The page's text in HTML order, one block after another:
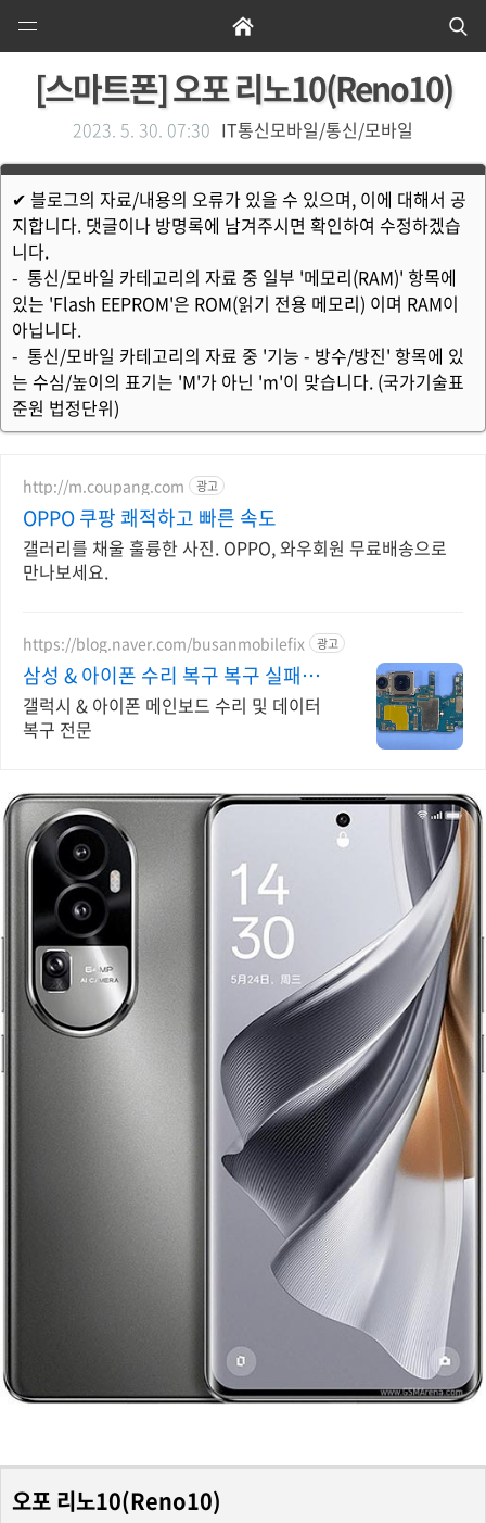
Open
Home
[스마트폰] 오포 리노10(Reno10)
2023. 5. 30. 07:30 IT통신모바일/통신/모바일
✔ 블로그의 자료/내용의 오류가 있을 수 있으며, 이에 대해서 공
지합니다. 댓글이나 방명록에 남겨주시면 확인하여 수정하겠습
니다.
- 통신/모바일 카테고리의 자료 중 일부 '메모리(RAM)' 항목에
있는 'Flash EEPROM'은 ROM(읽기 전용 메모리) 이며 RAM이
아닙니다.
- 통신/모바일 카테고리의 자료 중 '기능 - 방수/방진' 항목에 있
는 수심/높이의 표기는 'M'가 아닌 'm'이 맞습니다. (국가기술표
준원 법정단위)
http://m.coupang.com 광고
OPPO 쿠팡 쾌적하고 빠른 속도
갤러리를 채울 훌륭한 사진. OPPO, 와우회원 무료배송으로
만나보세요.
https://blog.naver.com/busanmobilefix 광고
삼성 & 아이폰 수리 복구 복구 실패시
비용 무료
갤럭시 & 아이폰 메인보드 수리 및 데이터
복구 전문
오포 리노10(Reno10)